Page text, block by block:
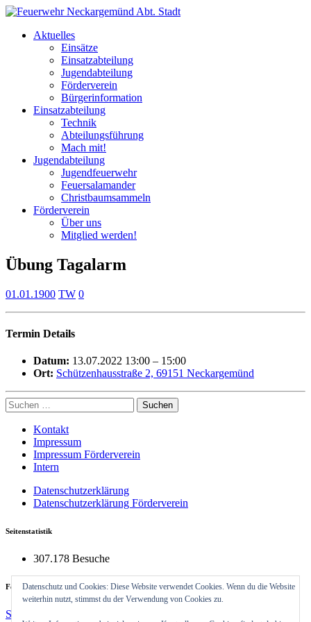
Aktuelles
Einsätze
Einsatzabteilung
Jugendabteilung
Förderverein
Bürgerinformation
Einsatzabteilung
Technik
Abteilungsführung
Mach mit!
Jugendabteilung
Jugendfeuerwehr
Feuersalamander
Christbaumsammeln
Förderverein
Über uns
Mitglied werden!
Übung Tagalarm
01.01.1900 TW 0
Termin Details
Datum: 13.07.2022 13:00 – 15:00
Ort: Schützenhausstraße 2, 69151 Neckargemünd
Suchen
nach:
Kontakt
Impressum
Impressum Förderverein
Intern
Datenschutzerklärung
Datenschutzerklärung Förderverein
Seitenstatistik
307.178 Besuche
Feuerwehrhaus Neckargemünd
Schützenhausstraße 2
Datenschutz und Cookies: Diese Website verwendet Cookies. Wenn du die Website
weiterhin nutzt, stimmst du der Verwendung von Cookies zu.